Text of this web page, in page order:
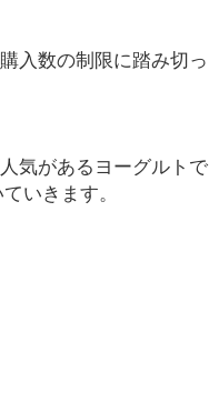
入数の制限に踏み切っ
気があるヨーグルトで
いきます。